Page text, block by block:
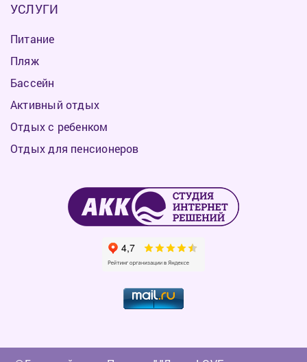
УСЛУГИ
Питание
Пляж
Бассейн
Активный отдых
Отдых с ребенком
Отдых для пенсионеров